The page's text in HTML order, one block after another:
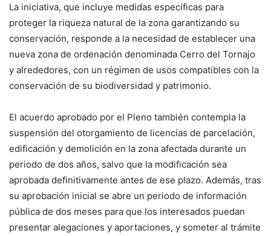
La iniciativa, que incluye medidas específicas para
proteger la riqueza natural de la zona garantizando su
conservación, responde a la necesidad de establecer una
nueva zona de ordenación denominada Cerro del Tornajo
y alrededores, con un régimen de usos compatibles con la
conservación de su biodiversidad y patrimonio.
El acuerdo aprobado por el Pleno también contempla la
suspensión del otorgamiento de licencias de parcelación,
edificación y demolición en la zona afectada durante un
periodo de dos años, salvo que la modificación sea
aprobada definitivamente antes de ese plazo. Además, tras
su aprobación inicial se abre un periodo de información
pública de dos meses para que los interesados puedan
presentar alegaciones y aportaciones, y someter al trámite